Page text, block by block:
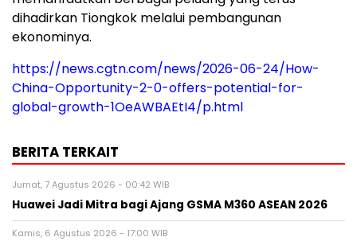
dihadirkan Tiongkok melalui pembangunan
ekonominya.
https://news.cgtn.com/news/2026-06-24/How-
China-Opportunity-2-0-offers-potential-for-
global-growth-1OeAWBAEtI4/p.html
BERITA TERKAIT
Jumat, 7 Agustus 2026 - 00:42 WIB
Huawei Jadi Mitra bagi Ajang GSMA M360 ASEAN 2026
Kamis, 6 Agustus 2026 - 17:00 WIB